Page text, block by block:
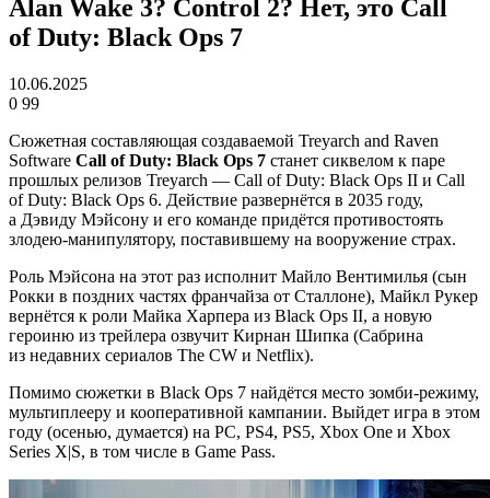
Alan Wake 3? Control 2? Нет, это Call
of Duty: Black Ops 7
10.06.2025
0 99
Сюжетная составляющая создаваемой Treyarch and Raven
Software Call of Duty: Black Ops 7 станет сиквелом к паре
прошлых релизов Treyarch — Call of Duty: Black Ops II и Call
of Duty: Black Ops 6. Действие развернётся в 2035 году,
а Дэвиду Мэйсону и его команде придётся противостоять
злодею-манипулятору, поставившему на вооружение страх.
Роль Мэйсона на этот раз исполнит Майло Вентимилья (сын
Рокки в поздних частях франчайза от Сталлоне), Майкл Рукер
вернётся к роли Майка Харпера из Black Ops II, а новую
героиню из трейлера озвучит Кирнан Шипка (Сабрина
из недавних сериалов The CW и Netflix).
Помимо сюжетки в Black Ops 7 найдётся место зомби-режиму,
мультиплееру и кооперативной кампании. Выйдет игра в этом
году (осенью, думается) на PC, PS4, PS5, Xbox One и Xbox
Series X|S, в том числе в Game Pass.